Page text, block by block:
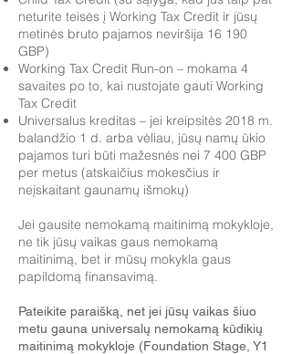
neturite teisės į Working Tax Credit ir jūsų
metinės bruto pajamos neviršija 16 190
GBP)
Working Tax Credit Run-on – mokama 4
savaites po to, kai nustojate gauti Working
Tax Credit
Universalus kreditas – jei kreipsitės 2018 m.
balandžio 1 d. arba vėliau, jūsų namų ūkio
pajamos turi būti mažesnės nei 7 400 GBP
per metus (atskaičius mokesčius ir
neįskaitant gaunamų išmokų)
Jei gausite nemokamą maitinimą mokykloje,
ne tik jūsų vaikas gaus nemokamą
maitinimą, bet ir mūsų mokykla gaus
papildomą finansavimą.
Pateikite paraišką, net jei jūsų vaikas šiuo
metu gauna universalų nemokamą kūdikių
maitinimą mokykloje (Foundation Stage, Y1